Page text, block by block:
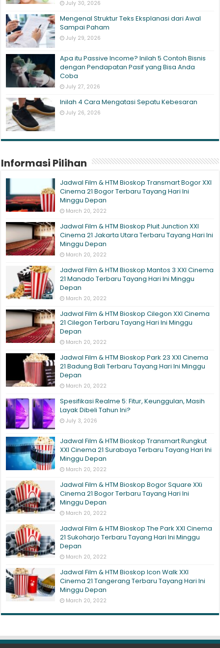
July 30, 2026
Mengenal Struktur Teks Eksplanasi dari Awal
Sampai Paham
July 29, 2026
Apa itu Passive Income? Inilah 5 Contoh Bisnis
dengan Pendapatan Pasif yang Bisa Anda
Coba
July 27, 2026
Inilah 4 Cara Mengatasi Sepatu Kebesaran
July 26, 2026
Informasi Pilihan
Jadwal Film & HTM Bioskop Transmart Bogor XXI
Cinema 21 Bogor Terbaru Tayang Hari Ini
Minggu Depan
March 20, 2022
Jadwal Film & HTM Bioskop Pluit Junction XXI
Cinema 21 Jakarta Utara Terbaru Tayang Hari Ini
Minggu Depan
March 20, 2022
Jadwal Film & HTM Bioskop Mantos 3 XXI Cinema
21 Manado Terbaru Tayang Hari Ini Minggu
Depan
March 20, 2022
Jadwal Film & HTM Bioskop Cilegon XXI Cinema
21 Cilegon Terbaru Tayang Hari Ini Minggu
Depan
March 20, 2022
Jadwal Film & HTM Bioskop Park 23 XXI Cinema
21 Badung Bali Terbaru Tayang Hari Ini Minggu
Depan
March 20, 2022
Spesifikasi Realme 5: Fitur, Keunggulan, Masih
Layak Dibeli Tahun Ini?
July 3, 2026
Jadwal Film & HTM Bioskop Transmart Rungkut
XXI Cinema 21 Surabaya Terbaru Tayang Hari Ini
Minggu Depan
March 20, 2022
Jadwal Film & HTM Bioskop Bogor Square XXi
Cinema 21 Bogor Terbaru Tayang Hari Ini
Minggu Depan
March 20, 2022
Jadwal Film & HTM Bioskop The Park XXI Cinema
21 Sukoharjo Terbaru Tayang Hari Ini Minggu
Depan
March 20, 2022
Jadwal Film & HTM Bioskop Icon Walk XXI
Cinema 21 Tangerang Terbaru Tayang Hari Ini
Minggu Depan
March 20, 2022